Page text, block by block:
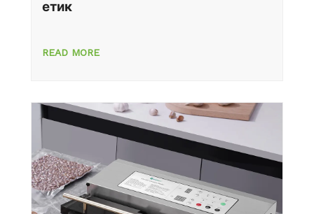
етик
READ MORE